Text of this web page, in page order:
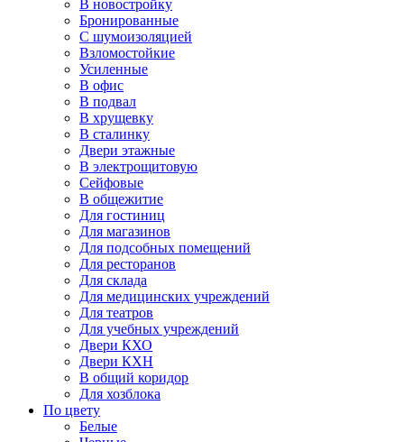
В новостройку
Бронированные
С шумоизоляцией
Взломостойкие
Усиленные
В офис
В подвал
В хрущевку
В сталинку
Двери этажные
В электрощитовую
Сейфовые
В общежитие
Для гостиниц
Для магазинов
Для подсобных помещений
Для ресторанов
Для склада
Для медицинских учреждений
Для театров
Для учебных учреждений
Двери КХО
Двери КХН
В общий коридор
Для хозблока
По цвету
Белые